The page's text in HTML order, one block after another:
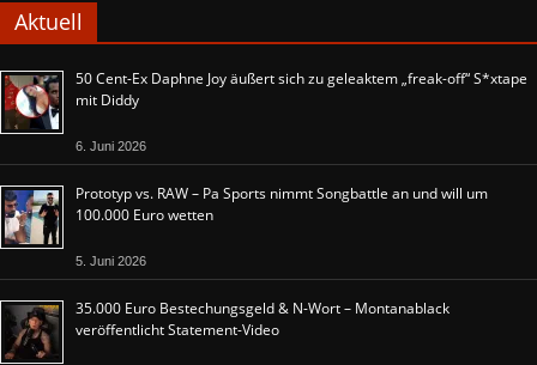
Aktuell
50 Cent-Ex Daphne Joy äußert sich zu geleaktem „freak-off“ S*xtape
mit Diddy
6. Juni 2026
Prototyp vs. RAW – Pa Sports nimmt Songbattle an und will um
100.000 Euro wetten
5. Juni 2026
35.000 Euro Bestechungsgeld & N-Wort – Montanablack
veröffentlicht Statement-Video